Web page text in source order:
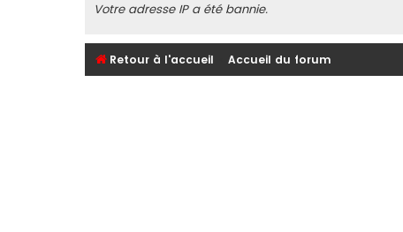
Votre adresse IP a été bannie.
Retour à l'accueil Accueil du forum